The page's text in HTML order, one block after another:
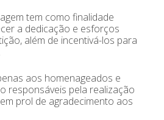
tem como finalidade
a dedicação e esforços
além de incentivá-los para
aos homenageados e
responsáveis pela realização
prol de agradecimento aos